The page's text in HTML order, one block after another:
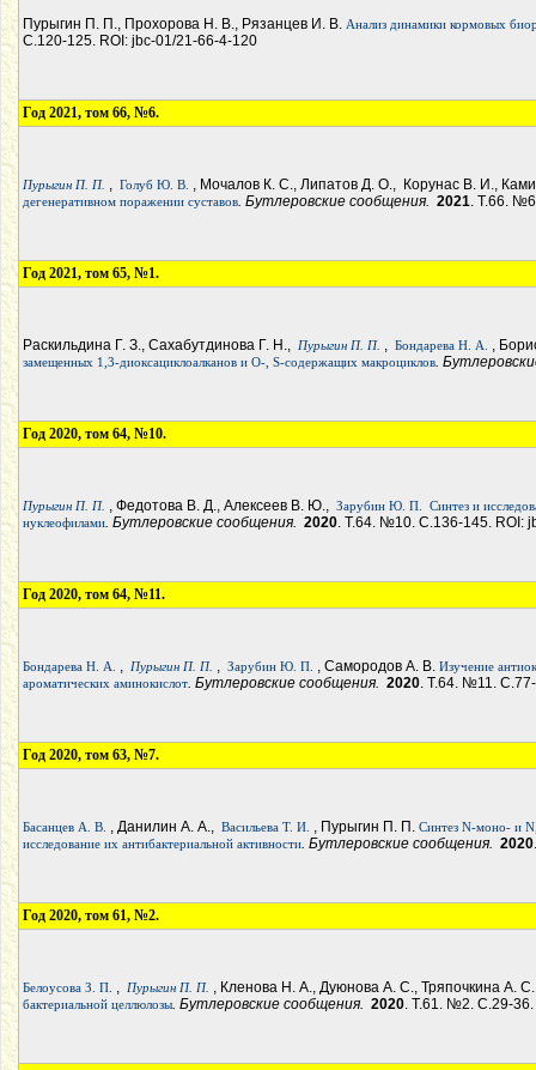
Пурыгин П. П., Прохорова Н. В., Рязанцев И. В. Анализ динамики кормовых
С.120-125. ROI: jbc-01/21-66-4-120
Год 2021, том 66, №6.
Пурыгин П. П. , Голуб Ю. В. , Мочалов К. С., Липатов Д. О., Корунас В. И.,
дегенеративном поражении суставов. Бутлеровские сообщения. 2021. Т.66.
Год 2021, том 65, №1.
Раскильдина Г. З., Сахабутдинова Г. Н., Пурыгин П. П. , Бондарева Н. А. ,
замещенных 1,3-диоксациклоалканов и O-, S-содержащих макроциклов.
Год 2020, том 64, №10.
Пурыгин П. П. , Федотова В. Д., Алексеев В. Ю., Зарубин Ю. П.
Синтез и
нуклеофилами. Бутлеровские сообщения. 2020. Т.64. №10. С.136-145. ROI:
Год 2020, том 64, №11.
Бондарева Н. А. , Пурыгин П. П. , Зарубин Ю. П. , Самородов А. В. Изучение
ароматических аминокислот. Бутлеровские сообщения. 2020. Т.64. №11.
Год 2020, том 63, №7.
Басанцев А. В. , Данилин А. А., Васильева Т. И. , Пурыгин П. П. Синтез N-моно- и
исследование их антибактериальной активности. Бутлеровские сообщения. 2020
Год 2020, том 61, №2.
Белоусова З. П. , Пурыгин П. П. , Кленова Н. А., Дуюнова А. С., Тряпочкина А.
бактериальной целлюлозы. Бутлеровские сообщения. 2020. Т.61. №2. С.29-36.